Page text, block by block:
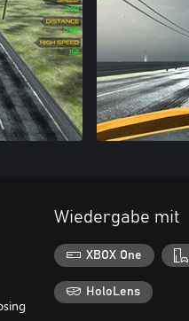
Wiedergabe mit
XBOX One
HoloLens